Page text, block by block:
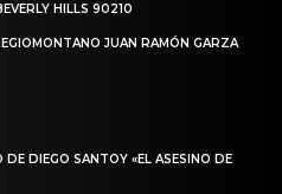
HILLS 90210
JUAN RAMÓN GARZA
DIEGO SANTOY «EL ASESINO DE